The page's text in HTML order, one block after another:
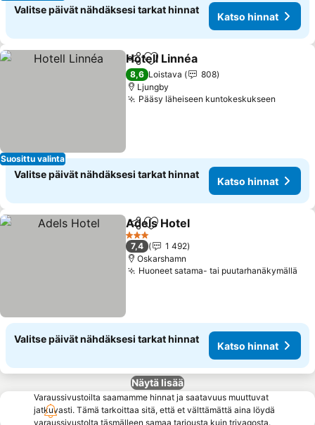
Valitse päivät nähdäksesi tarkat hinnat
Katso hinnat
Suosittu valinta
Jaa Lisää suosikkeihin
Hotell Linnéa
8,6 Loistava
808
Ljungby
Pääsy läheiseen kuntokeskukseen
Valitse päivät nähdäksesi tarkat hinnat
Katso hinnat
Jaa Lisää suosikkeihin
Adels Hotel
3 Tähtiluokitus
7,4
1 492
Oskarshamn
Huoneet satama- tai puutarhanäkymällä
Valitse päivät nähdäksesi tarkat hinnat
Katso hinnat
Näytä lisää
Varaussivustoilta saamamme hinnat ja saatavuus muuttuvat
jatkuvasti. Tämä tarkoittaa sitä, että et välttämättä aina löydä
varaussivustolta täsmälleen samaa tarjousta kuin trivagosta.